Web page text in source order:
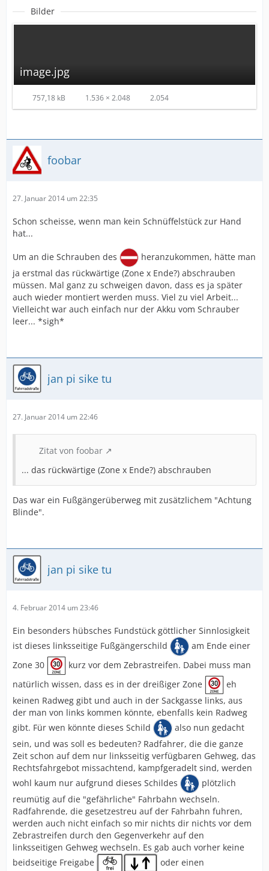
Bilder
image.jpg
757,18 kB 1.536 × 2.048 2.054
foobar
27. Januar 2014 um 22:35
Schon scheisse, wenn man kein Schnüffelstück zur Hand
hat...
Um an die Schrauben des
heranzukommen, hätte man
ja erstmal das rückwärtige (Zone x Ende?) abschrauben
müssen. Mal ganz zu schweigen davon, dass es ja später
auch wieder montiert werden muss. Viel zu viel Arbeit...
Vielleicht war auch einfach nur der Akku vom Schrauber
leer... *sigh*
jan pi sike tu
27. Januar 2014 um 22:46
Zitat von foobar
... das rückwärtige (Zone x Ende?) abschrauben
Das war ein Fußgängerüberweg mit zusätzlichem "Achtung
Blinde".
jan pi sike tu
4. Februar 2014 um 23:46
Ein besonders hübsches Fundstück göttlicher Sinnlosigkeit
ist dieses linksseitige Fußgängerschild
am Ende einer
Zone 30
kurz vor dem Zebrastreifen. Dabei muss man
natürlich wissen, dass es in der dreißiger Zone
eh
keinen Radweg gibt und auch in der Sackgasse links, aus
der man von links kommen könnte, ebenfalls kein Radweg
gibt. Für wen könnte dieses Schild
also nun gedacht
sein, und was soll es bedeuten? Radfahrer, die die ganze
Zeit schon auf dem nur linksseitig verfügbaren Gehweg, das
Rechtsfahrgebot missachtend, kampfgeradelt sind, werden
wohl kaum nur aufgrund dieses Schildes
plötzlich
reumütig auf die "gefährliche" Fahrbahn wechseln.
Radfahrende, die gesetzestreu auf der Fahrbahn fuhren,
werden auch nicht einfach so mir nichts dir nichts vor dem
Zebrastreifen durch den Gegenverkehr auf den
linksseitigen Gehweg wechseln. Es gab auch vorher keine
beidseitige Freigabe
oder einen